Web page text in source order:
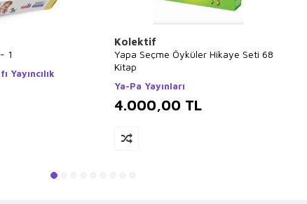
1
Yayıncılık
Kolektif
Yapa Seçme Öyküler Hikaye Seti 68
Kitap
Ya-Pa Yayınları
4.000,00 TL